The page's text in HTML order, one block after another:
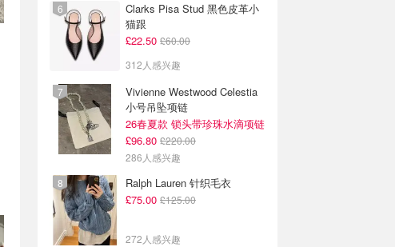
Clarks Pisa Stud 黑色皮革小
猫跟
£22.50 £60.00
312人感兴趣
Vivienne Westwood Celestia
小号吊坠项链
26春夏款 锁头带珍珠水滴项链
£96.80 £220.00
286人感兴趣
Ralph Lauren 针织毛衣
£75.00 £125.00
272人感兴趣